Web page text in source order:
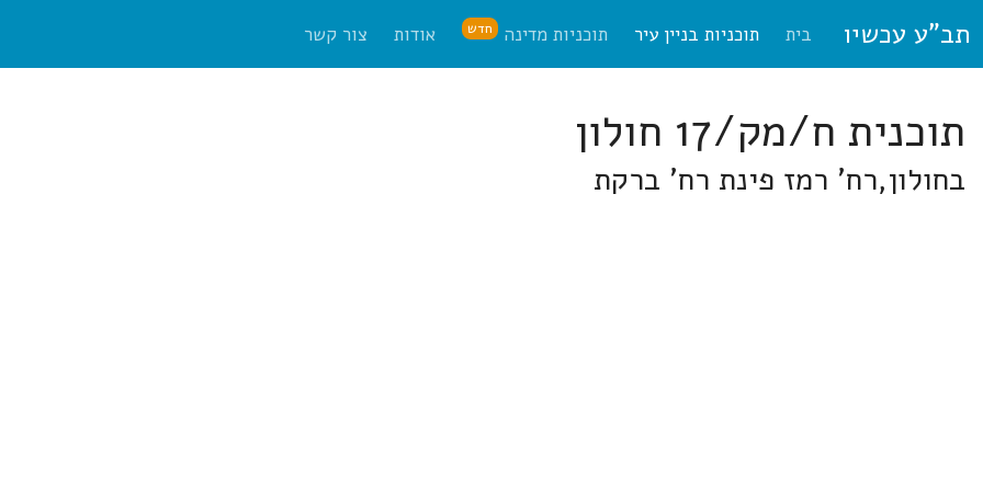
תב"ע עכשיו בית תוכניות בניין עיר תוכניות מדינה חדש אודות צור קשר
תוכנית ח/מק/17 חולון
בחולון,רח' רמז פינת רח' ברקת